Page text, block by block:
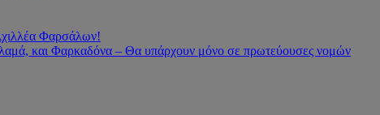
Φαρσάλων!
και Φαρκαδόνα – Θα υπάρχουν μόνο σε πρωτεύουσες νομών